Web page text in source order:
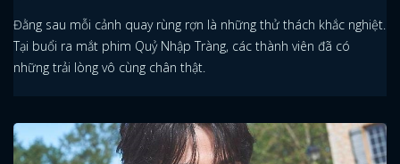
Đằng sau mỗi cảnh quay rùng rợn là những thử thách khắc nghiệt.
Tại buổi ra mắt phim Quỷ Nhập Tràng, các thành viên đã có
những trải lòng vô cùng chân thật.